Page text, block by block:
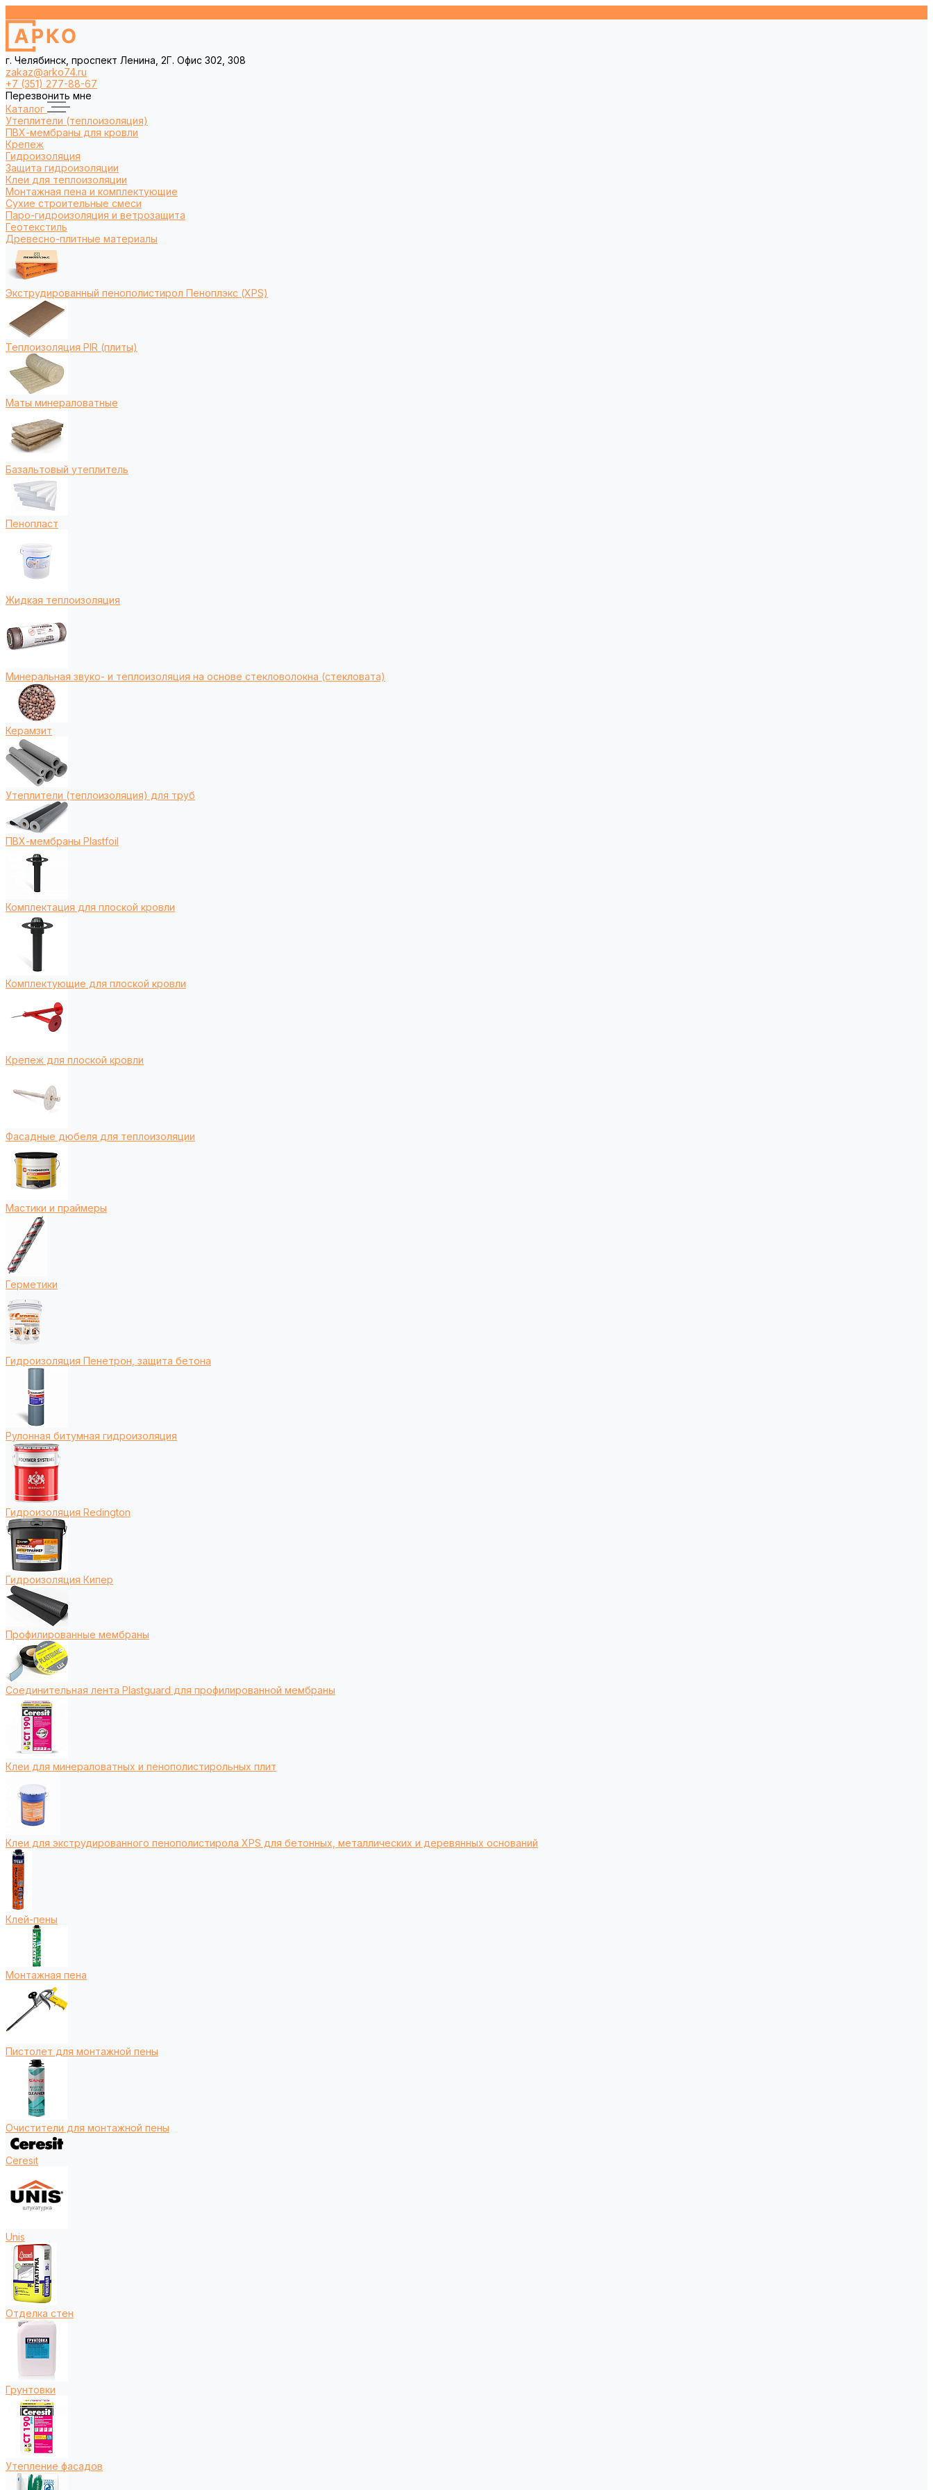
г. Челябинск, проспект Ленина, 2Г. Офис 302, 308
zakaz@arko74.ru
+7 (351) 277-88-67
Перезвонить мне
Каталог
Утеплители (теплоизоляция)
ПВХ-мембраны для кровли
Крепеж
Гидроизоляция
Защита гидроизоляции
Клеи для теплоизоляции
Монтажная пена и комплектующие
Сухие строительные смеси
Паро-гидроизоляция и ветрозащита
Геотекстиль
Древесно-плитные материалы
Экструдированный пенополистирол Пеноплэкс (XPS)
Теплоизоляция PIR (плиты)
Маты минераловатные
Базальтовый утеплитель
Пенопласт
Жидкая теплоизоляция
Минеральная звуко- и теплоизоляция на основе стекловолокна (стекловата)
Керамзит
Утеплители (теплоизоляция) для труб
ПВХ-мембраны Plastfoil
Комплектация для плоской кровли
Комплектующие для плоской кровли
Крепеж для плоской кровли
Фасадные дюбеля для теплоизоляции
Мастики и праймеры
Герметики
Гидроизоляция Пенетрон, защита бетона
Рулонная битумная гидроизоляция
Гидроизоляция Redington
Гидроизоляция Кипер
Профилированные мембраны
Соединительная лента Plastguard для профилированной мембраны
Клеи для минераловатных и пенополистирольных плит
Клеи для экструдированного пенополистирола XPS для бетонных, металлических и деревянных оснований
Клей-пены
Монтажная пена
Пистолет для монтажной пены
Очистители для монтажной пены
Ceresit
Unis
Отделка стен
Грунтовки
Утепление фасадов